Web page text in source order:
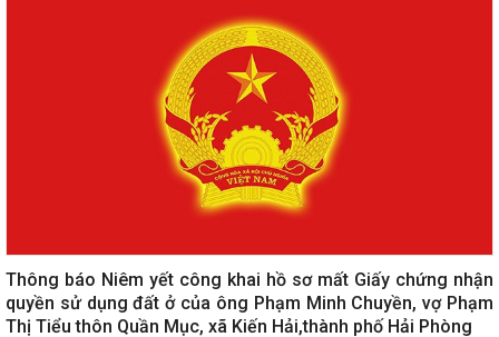
Thông báo Niêm yết công khai hồ sơ mất Giấy chứng nhận
quyền sử dụng đất ở của ông Phạm Minh Chuyền, vợ Phạm
Thị Tiểu thôn Quần Mục, xã Kiến Hải,thành phố Hải Phòng